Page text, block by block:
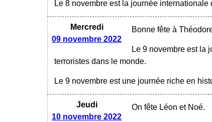
Le 8 novembre est la journée
Mercredi
09 novembre 2022
Bonne fête à
Le 9 novembre est la
terroristes dans le monde.
Le 9 novembre est une journée riche en
Jeudi
10 novembre 2022
On fête Léon et Noé.